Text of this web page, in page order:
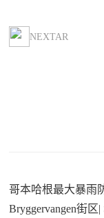
NEXTAR
哥本哈根最大暴雨
Bryggervangen街区